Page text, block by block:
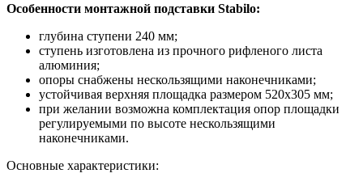
Особенности монтажной подставки Stabilo:
глубина ступени 240 мм;
ступень изготовлена из прочного рифленого листа
алюминия;
опоры снабжены нескользящими наконечниками;
устойчивая верхняя площадка размером 520х305 мм;
при желании возможна комплектация опор площадки
регулируемыми по высоте нескользящими
наконечниками.
Основные характеристики: